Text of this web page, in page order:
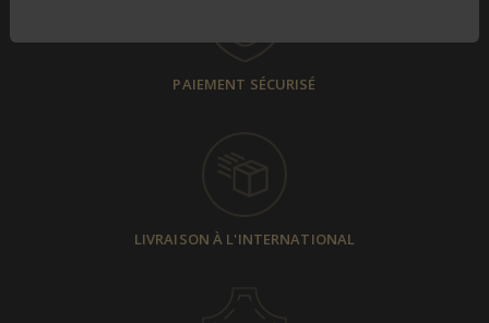
PAIEMENT SÉCURISÉ
LIVRAISON À L'INTERNATIONAL